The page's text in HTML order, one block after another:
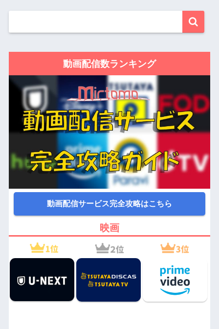
動画配信数ランキング
動画配信サービス完全攻略はこちら
映画